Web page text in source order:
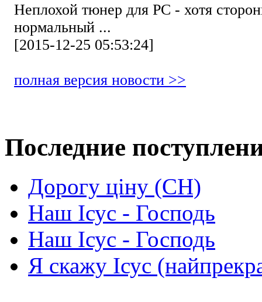
Неплохой тюнер для РС - хотя
нормальный ...
[2015-12-25 05:53:24]
полная версия новости >>
Последние
Дорогу ціну (СН)
Наш Ісус - Господь
Наш Ісус - Господь
Я скажу Ісус